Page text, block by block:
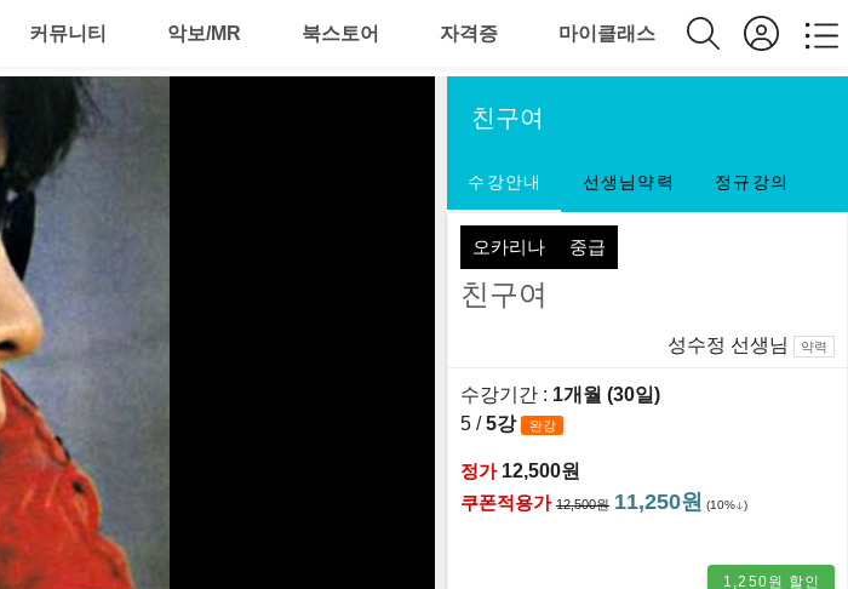
커뮤니티 악보/MR 북스토어 자격증 마이클래스
친구여
수강안내 선생님약력 정규강의
오카리나 중급
친구여
성수정 선생님 약력
수강기간 : 1개월 (30일)
5 /5강 완강
정가 12,500원
쿠폰적용가 12,500원 11,250원 (10% )
1,250원 할인